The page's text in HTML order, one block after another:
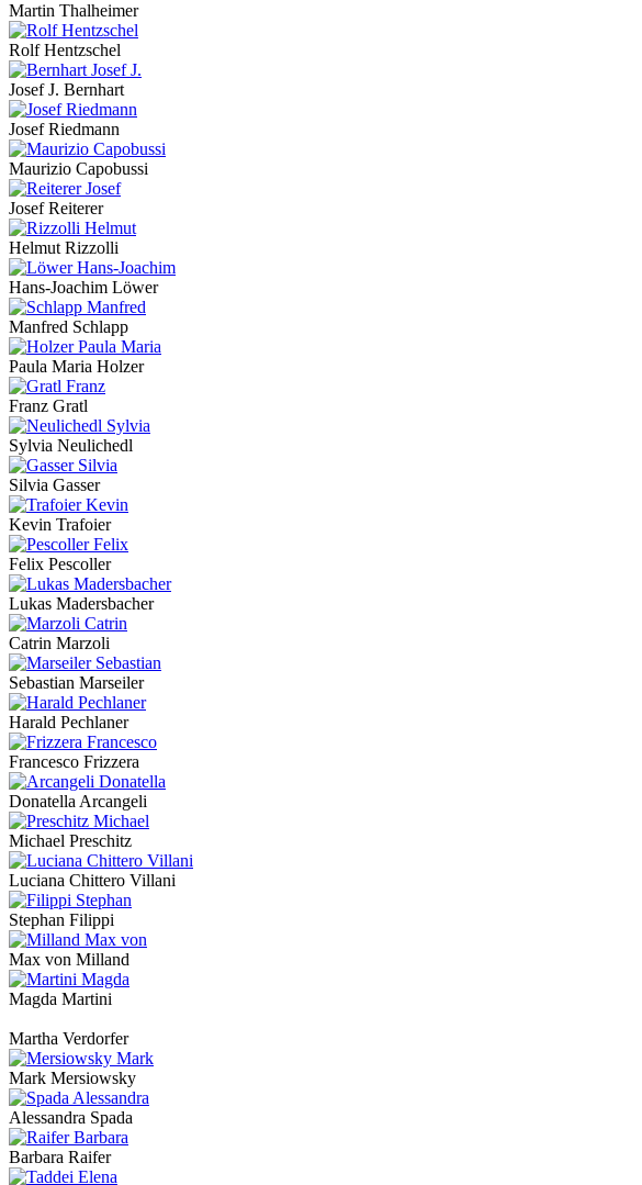
Martin Thalheimer
Rolf Hentzschel
Josef J. Bernhart
Josef Riedmann
Maurizio Capobussi
Josef Reiterer
Helmut Rizzolli
Hans-Joachim Löwer
Manfred Schlapp
Paula Maria Holzer
Franz Gratl
Sylvia Neulichedl
Silvia Gasser
Kevin Trafoier
Felix Pescoller
Lukas Madersbacher
Catrin Marzoli
Sebastian Marseiler
Harald Pechlaner
Francesco Frizzera
Donatella Arcangeli
Michael Preschitz
Luciana Chittero Villani
Stephan Filippi
Max von Milland
Magda Martini
Martha Verdorfer
Mark Mersiowsky
Alessandra Spada
Barbara Raifer